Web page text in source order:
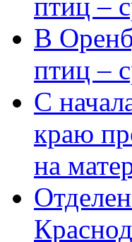
птиц –
В
птиц –
С
краю
на